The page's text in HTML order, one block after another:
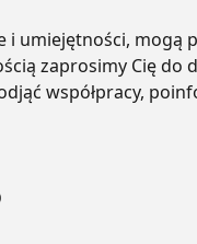
i umiejętności, mogą
zaprosimy Cię do
współpracy,